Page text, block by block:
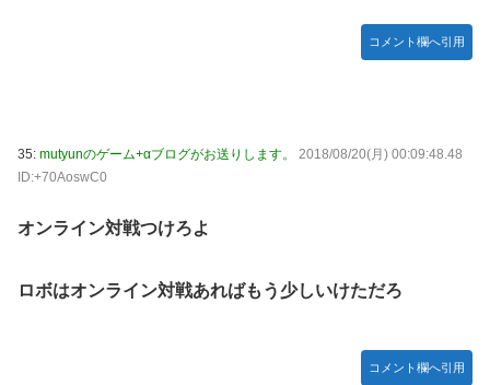
コメント欄へ引用
35: mutyunのゲーム+αブログがお送りします。
2018/08/20(月) 00:09:48.48
ID:+70AoswC0
オンライン対戦つけろよ
ロボはオンライン対戦あればもう少しいけただろ
コメント欄へ引用